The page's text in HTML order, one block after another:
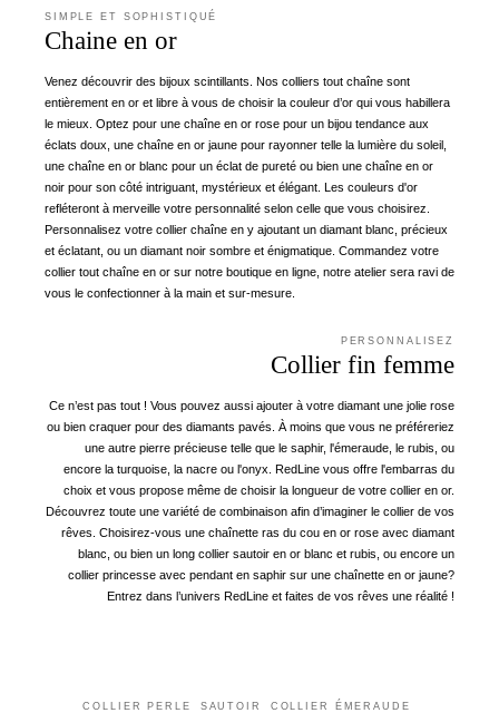
SIMPLE ET SOPHISTIQUÉ
Chaine en or
Venez découvrir des bijoux scintillants. Nos colliers tout chaîne sont
entièrement en or et libre à vous de choisir la couleur d’or qui vous habillera
le mieux. Optez pour une chaîne en or rose pour un bijou tendance aux
éclats doux, une chaîne en or jaune pour rayonner telle la lumière du soleil,
une chaîne en or blanc pour un éclat de pureté ou bien une chaîne en or
noir pour son côté intriguant, mystérieux et élégant. Les couleurs d'or
refléteront à merveille votre personnalité selon celle que vous choisirez.
Personnalisez votre collier chaîne en y ajoutant un diamant blanc, précieux
et éclatant, ou un diamant noir sombre et énigmatique. Commandez votre
collier tout chaîne en or sur notre boutique en ligne, notre atelier sera ravi de
vous le confectionner à la main et sur-mesure.
PERSONNALISEZ
Collier fin femme
Ce n’est pas tout ! Vous pouvez aussi ajouter à votre diamant une jolie rose
ou bien craquer pour des diamants pavés. À moins que vous ne préféreriez
une autre pierre précieuse telle que le saphir, l'émeraude, le rubis, ou
encore la turquoise, la nacre ou l'onyx. RedLine vous offre l'embarras du
choix et vous propose même de choisir la longueur de votre collier en or.
Découvrez toute une variété de combinaison afin d’imaginer le collier de vos
rêves. Choisirez-vous une chaînette ras du cou en or rose avec diamant
blanc, ou bien un long collier sautoir en or blanc et rubis, ou encore un
collier princesse avec pendant en saphir sur une chaînette en or jaune?
Entrez dans l’univers RedLine et faites de vos rêves une réalité !
COLLIER PERLE SAUTOIR COLLIER ÉMERAUDE